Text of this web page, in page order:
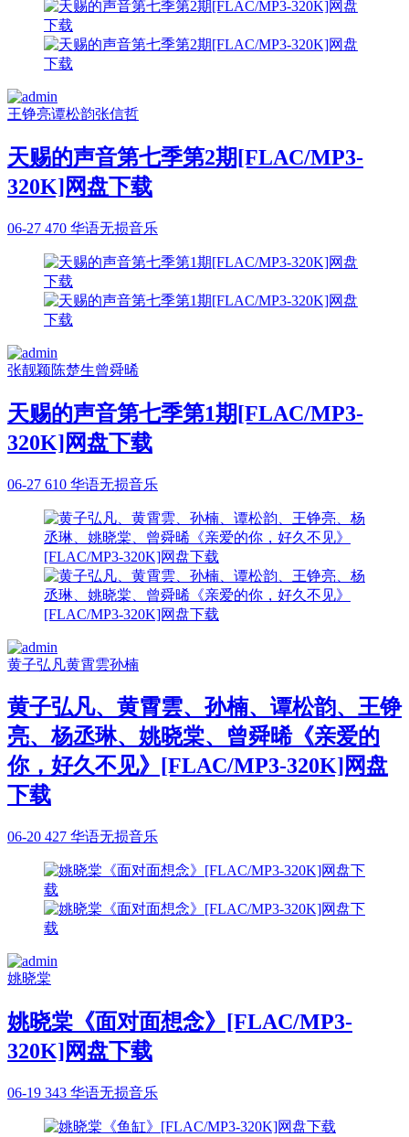
王铮亮谭松韵张信哲
天赐的声音第七季第2期[FLAC/MP3-
320K]网盘下载
06-27 470 华语无损音乐
张靓颖陈楚生曾舜晞
天赐的声音第七季第1期[FLAC/MP3-
320K]网盘下载
06-27 610 华语无损音乐
黄子弘凡黄霄雲孙楠
黄子弘凡、黄霄雲、孙楠、谭松韵、王铮
亮、杨丞琳、姚晓棠、曾舜晞《亲爱的
你，好久不见》[FLAC/MP3-320K]网盘
下载
06-20 427 华语无损音乐
姚晓棠
姚晓棠《面对面想念》[FLAC/MP3-
320K]网盘下载
06-19 343 华语无损音乐